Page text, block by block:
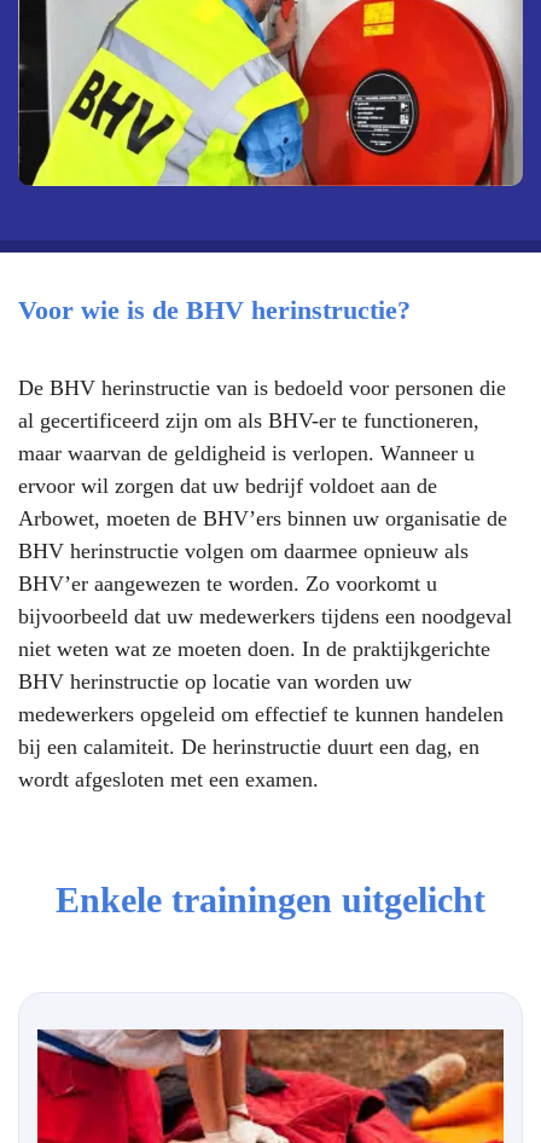
Voor wie is de BHV herinstructie?
De BHV herinstructie van is bedoeld voor personen die
al gecertificeerd zijn om als BHV-er te functioneren,
maar waarvan de geldigheid is verlopen. Wanneer u
ervoor wil zorgen dat uw bedrijf voldoet aan de
Arbowet, moeten de BHV’ers binnen uw organisatie de
BHV herinstructie volgen om daarmee opnieuw als
BHV’er aangewezen te worden. Zo voorkomt u
bijvoorbeeld dat uw medewerkers tijdens een noodgeval
niet weten wat ze moeten doen. In de praktijkgerichte
BHV herinstructie op locatie van worden uw
medewerkers opgeleid om effectief te kunnen handelen
bij een calamiteit. De herinstructie duurt een dag, en
wordt afgesloten met een examen.
Enkele trainingen uitgelicht